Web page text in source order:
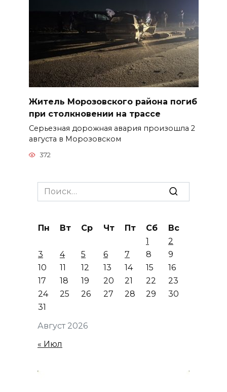
Житель Морозовского района погиб
при столкновении на трассе
Серьезная дорожная авария произошла 2
августа в Морозовском
372
Search
for:
Август 2026
Пн Вт Ср Чт Пт Сб
Вс
1
2
3
4 5 6 7 8
9
10
11 12 13 14 15
16
17
18 19 20 21 22
23
24
25 26 27 28 29
30
31
« Июл